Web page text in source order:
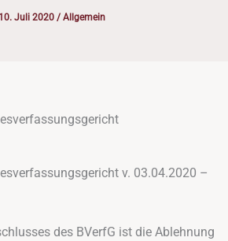
10. Juli 2020 / Allgemein
v. 03.04.2020 –
des BVerfG ist die Ablehnung